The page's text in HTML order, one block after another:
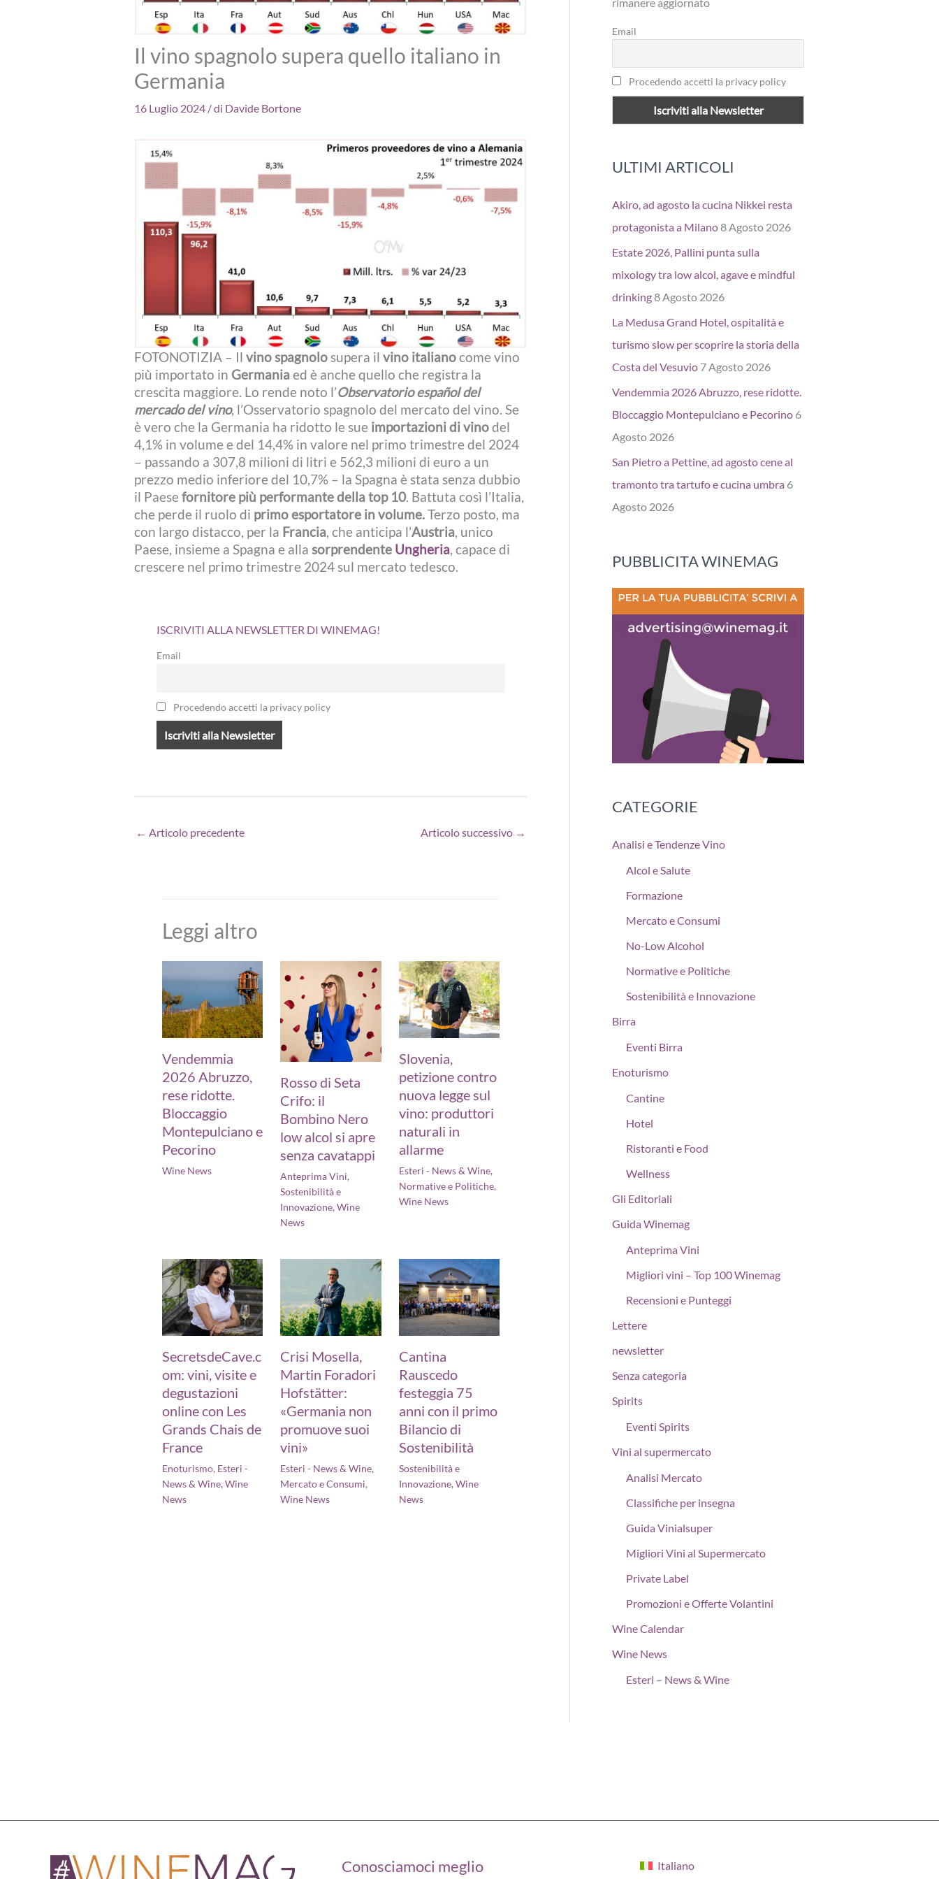
Il vino spagnolo supera quello italiano in
Germania
16 Luglio 2024 / di Davide Bortone
FOTONOTIZIA – Il vino spagnolosupera il vino italianocome vino
più importato in Germaniaed è anche quello che registra la
crescita maggiore. Lo rende noto l’Observatorio español del
mercado del vino, l’Osservatorio spagnolo del mercato del vino. Se
è vero che la Germania ha ridotto le sue importazioni di vinodel
4,1% in volume e del 14,4% in valore nel primo trimestre del 2024
– passando a 307,8 milioni di litri e 562,3 milioni di euro a un
prezzo medio inferiore del 10,7% – la Spagna è stata senza dubbio
il Paese fornitore più performante della top 10. Battuta così l’Italia,
che perde il ruolo di primo esportatore in volume.Terzo posto, ma
con largo distacco, per la Francia, che anticipa l’Austria, unico
Paese, insieme a Spagna e alla sorprendente Ungheria, capace di
crescere nel primo trimestre 2024 sul mercato tedesco.
ISCRIVITI ALLA NEWSLETTER DI WINEMAG!
Email
Procedendo accetti la privacy policy
← Articolo precedente Articolo successivo →
Leggi altro
Vendemmia
2026 Abruzzo,
rese ridotte.
Bloccaggio
Montepulciano e
Pecorino
Wine News
Rosso di Seta
Crifo: il
Bombino Nero
low alcol si apre
senza cavatappi
Anteprima Vini,
Sostenibilità e
Innovazione,Wine
News
Slovenia,
petizione contro
nuova legge sul
vino: produttori
naturali in
allarme
Esteri - News & Wine,
Normative e Politiche,
Wine News
SecretsdeCave.c
om: vini, visite e
degustazioni
online con Les
Grands Chais de
France
Enoturismo, Esteri -
News & Wine,Wine
News
Crisi Mosella,
Martin Foradori
Hofstätter:
«Germania non
promuove suoi
vini»
Esteri - News & Wine,
Mercato e Consumi,
Wine News
Cantina
Rauscedo
festeggia 75
anni con il primo
Bilancio di
Sostenibilità
Sostenibilità e
Innovazione,Wine
News
Email
Procedendo accetti la privacy policy
ULTIMI ARTICOLI
Akiro, ad agosto la cucina Nikkei resta
protagonista a Milano8 Agosto 2026
Estate 2026, Pallini punta sulla
mixology tra low alcol, agave e mindful
drinking8 Agosto 2026
La Medusa Grand Hotel, ospitalità e
turismo slow per scoprire la storia della
Costa del Vesuvio 7 Agosto 2026
Vendemmia 2026 Abruzzo, rese ridotte.
Bloccaggio Montepulciano e Pecorino 6
Agosto 2026
San Pietro a Pettine, ad agosto cene al
tramonto tra tartufo e cucina umbra 6
Agosto 2026
PUBBLICITA WINEMAG
CATEGORIE
Analisi e Tendenze Vino
Alcol e Salute
Formazione
Mercato e Consumi
No-Low Alcohol
Normative e Politiche
Sostenibilità e Innovazione
Birra
Eventi Birra
Enoturismo
Cantine
Hotel
Ristoranti e Food
Wellness
Gli Editoriali
Guida Winemag
Anteprima Vini
Migliori vini – Top 100 Winemag
Recensioni e Punteggi
Lettere
newsletter
Senza categoria
Spirits
Eventi Spirits
Vini al supermercato
Analisi Mercato
Classifiche per insegna
Guida Vinialsuper
Migliori Vini al Supermercato
Private Label
Promozioni e Offerte Volantini
Wine Calendar
Wine News
Esteri – News & Wine
Conosciamoci meglio Italiano